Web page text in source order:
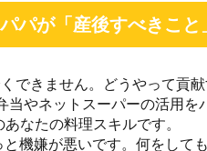
パが「産後すべきこと
できません。どうやって貢献
当やネットスーパーの活用
なたの料理スキルです。
機嫌が悪いです。何をしても